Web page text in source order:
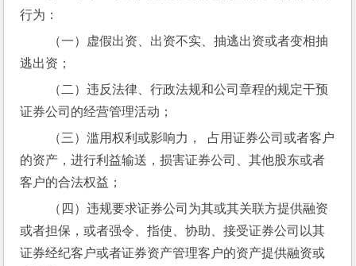
行为：
逃出资；
证券公司的经营管理活动；
的资产，进行利益输送，损害证券公司、其他股东或者
客户的合法权益；
或者担保，或者强令、指使、协助、接受证券公司以其
证券经纪客户或者证券资产管理客户的资产提供融资或